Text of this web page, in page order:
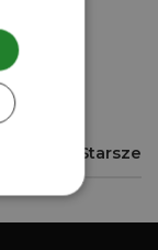
Starsze